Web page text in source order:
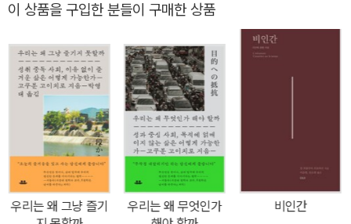
미스터리』 등 자연과학과 철학을 넘나드는 저서를 남겼으며, 『분해의
철학』, 『현대 철학의 최전선』, 『응답하는 힘』, 『중동태의 세계』, 『장소
의 운명』 등 다수의 번역서를 통해 새로운 사상의 세계를 독자들에게
소개했다.
으로 일찍부터 일본을 대표하는 철학자로 평가받아왔다. 이와나미출
판사 100주년 기념전서 시리즈의 첫 주자로 선정된 󰡔들뢰즈 제대로
읽기(2013)󰡕와 󰡔인간은 언제부터 지루해했을까(2014)󰡕등의 저서
를 통해 현실 문제에 뛰어들어 철학적으로 관여하는 실천적 사상가의
면모를 보여주었다. 특히 이번 책을 통해 2018 기노쿠니야서점(紀
伊國屋書店) 인문대상 1위로 선정되었고 일본 문예평론의 권위인
제16회 고바야시 히데오(小林秀雄)상을 수상하였다. 이 책을 구성
하는 원고들은 원래 《정신간호》라는 잡지에 연재되었고, 이 책은 의
학서원 출판사가 발행하는 ‘돌봄(care) 시리즈’의 한 권으로 출간되
었다. 고쿠분 고이치로는 정신 분석을 포함해 의료 전체에 대해서 원
이 상품을 구입한 분들이 구매한 상품
우리는 왜 그냥 즐기
우리는 왜 무엇인가
비인간